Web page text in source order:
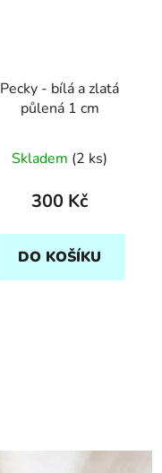
Pecky - bílá a zlatá
půlená 1 cm
Skladem (2 ks)
300 Kč
DO KOŠÍKU